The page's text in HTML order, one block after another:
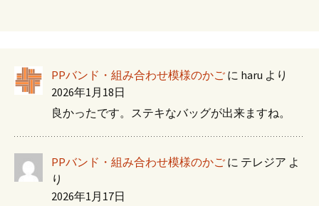
PPバンド・組み合わせ模様のかご に haru より
2026年1月18日
良かったです。ステキなバッグが出来ますね。
PPバンド・組み合わせ模様のかご に テレジア よ
り
2026年1月17日